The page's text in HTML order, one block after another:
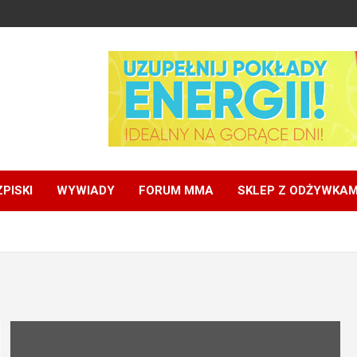
WYWIADY FORUM MMA SKLEP Z